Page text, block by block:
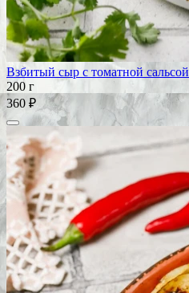
Взбитый сыр с томатной сальсой
200 г
360 ₽